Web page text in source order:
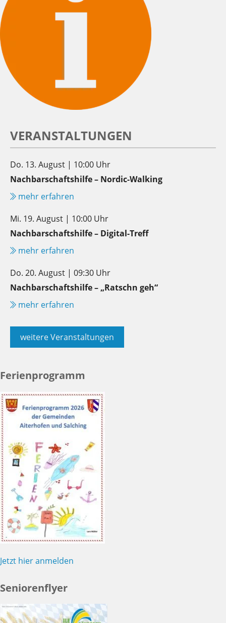
VERANSTALTUNGEN
Do. 13. August | 10:00 Uhr
Nachbarschaftshilfe – Nordic-Walking
mehr erfahren
Mi. 19. August | 10:00 Uhr
Nachbarschaftshilfe – Digital-Treff
mehr erfahren
Do. 20. August | 09:30 Uhr
Nachbarschaftshilfe – „Ratschn geh“
mehr erfahren
weitere Veranstaltungen
Ferienprogramm
Jetzt hier anmelden
Seniorenflyer